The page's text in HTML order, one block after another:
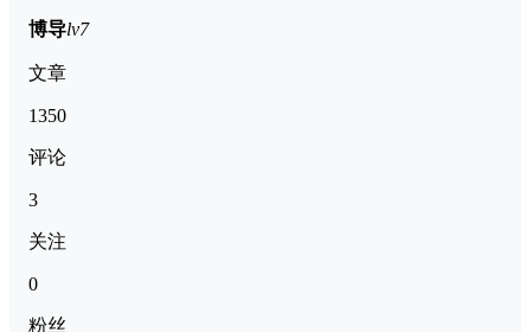
博导lv7
文章
1350
评论
3
关注
0
粉丝